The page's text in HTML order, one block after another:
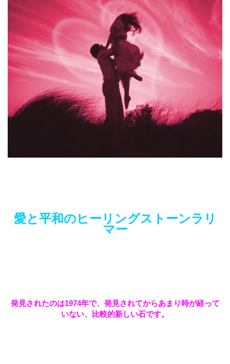
愛と平和のヒーリングストーンラリ
マー
発見されたのは1974年で、発見されてからあまり時が経って
いない、比較的新しい石です。